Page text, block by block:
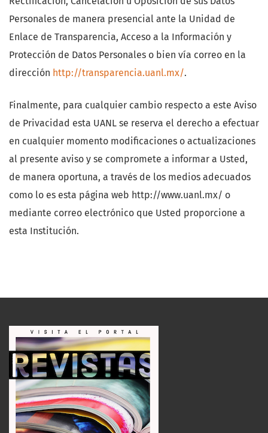
Personales de manera presencial ante la Unidad de
Enlace de Transparencia, Acceso a la Información y
Protección de Datos Personales o bien vía correo en la
dirección http://transparencia.uanl.mx/.
Finalmente, para cualquier cambio respecto a este Aviso
de Privacidad esta UANL se reserva el derecho a efectuar
en cualquier momento modificaciones o actualizaciones
al presente aviso y se compromete a informar a Usted,
de manera oportuna, a través de los medios adecuados
como lo es esta página web http://www.uanl.mx/ o
mediante correo electrónico que Usted proporcione a
esta Institución.